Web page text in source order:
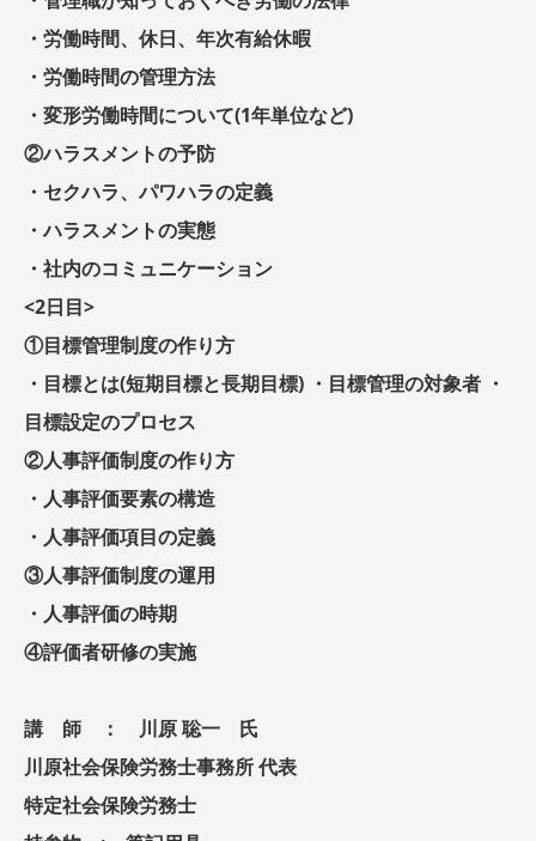
・労働時間、休日、年次有給休暇
・労働時間の管理方法
・変形労働時間について(1年単位など)
②ハラスメントの予防
・セクハラ、パワハラの定義
・ハラスメントの実態
・社内のコミュニケーション
<2日目>
①目標管理制度の作り方
・目標とは(短期目標と長期目標) ・目標管理の対象者 ・
目標設定のプロセス
②人事評価制度の作り方
・人事評価要素の構造
・人事評価項目の定義
③人事評価制度の運用
・人事評価の時期
④評価者研修の実施
講 師 ： 川原 聡一 氏
川原社会保険労務士事務所 代表
特定社会保険労務士